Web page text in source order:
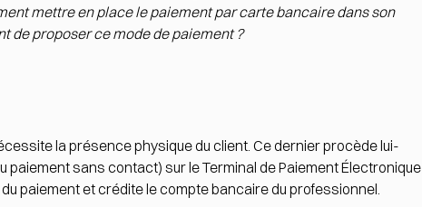
mettre en place le paiement par carte bancaire dans son
de proposer ce mode de paiement ?
la présence physique du client. Ce dernier procède lui-
sans contact) sur le Terminal de Paiement Électronique
paiement et crédite le compte bancaire du professionnel.